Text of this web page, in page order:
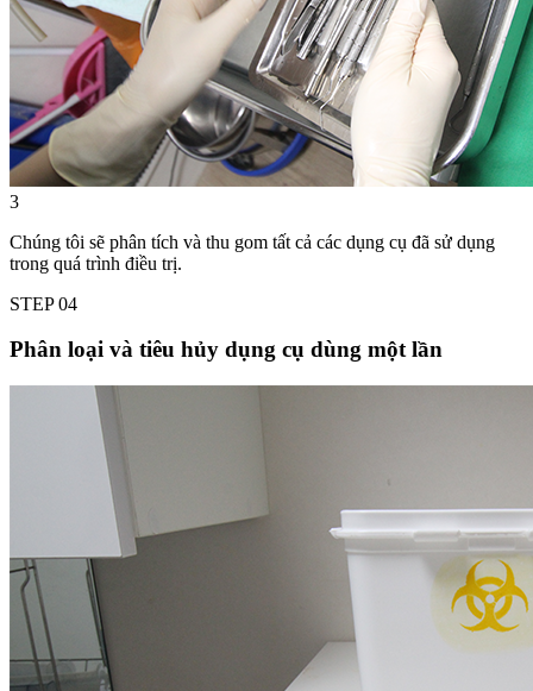
3
Chúng tôi sẽ phân tích và thu gom tất cả các dụng cụ đã sử dụng
trong quá trình điều trị.
STEP04
Phân loại và tiêu hủy dụng cụ dùng một lần